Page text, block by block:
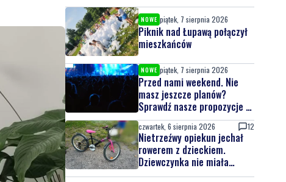
NOWE piątek, 7 sierpnia 2026
Piknik nad Łupawą połączył
mieszkańców
NOWE piątek, 7 sierpnia 2026
Przed nami weekend. Nie
masz jeszcze planów?
Sprawdź nasze propozycje w
powiecie wejherowskim i
puckim
czwartek, 6 sierpnia 2026 12
Nietrzeźwy opiekun jechał
rowerem z dzieckiem.
Dziewczynka nie miała
kasku